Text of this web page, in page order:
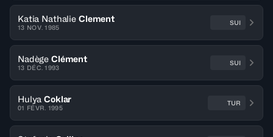
Katia Nathalie Clement
13 NOV. 1985
SUI
Nadège Clément
13 DÉC. 1993
SUI
Hulya Coklar
01 FÉVR. 1995
TUR